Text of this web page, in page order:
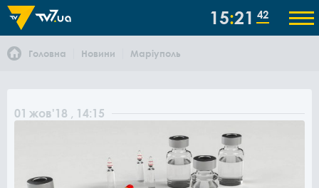
15 21 42
Головна Новини Маріуполь
01 жов'18 , 14:15